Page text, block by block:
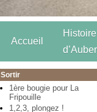
Accueil
Histoire
Sortir
1ère bougie pour La
Fripouille
1,2,3, plongez !